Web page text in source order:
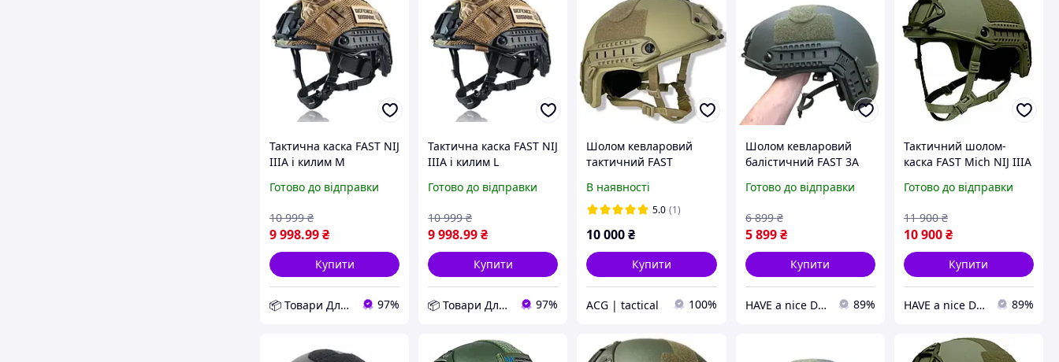
Тактична каска FAST NIJ
IIIA і килим M
Готово до відправки
9 998.99₴
10 999 ₴
Купити
📦 Товари Для Дому 97%
Тактична каска FAST NIJ
IIIA і килим L
Готово до відправки
9 998.99₴
10 999 ₴
Купити
📦 Товари Для Дому 97%
Шолом кевларовий
тактичний FAST
В наявності
5.0 (1)
10 000₴
Купити
ACG | tactical 100%
Шолом кевларовий
балістичний FAST 3A
Зелений
Готово до відправки
5 899 ₴
6 899 ₴
Купити
HAVE a nice DAY 89%
Тактичний шолом-
каска FAST Mich NIJ IIIA
Готово до відправки
10 900₴
11 900 ₴
Купити
HAVE a nice DAY 89%